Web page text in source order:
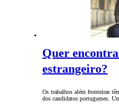
Quer
estrangeiro?
Os trabalhos além fronteiras
dos candidatos portugueses.